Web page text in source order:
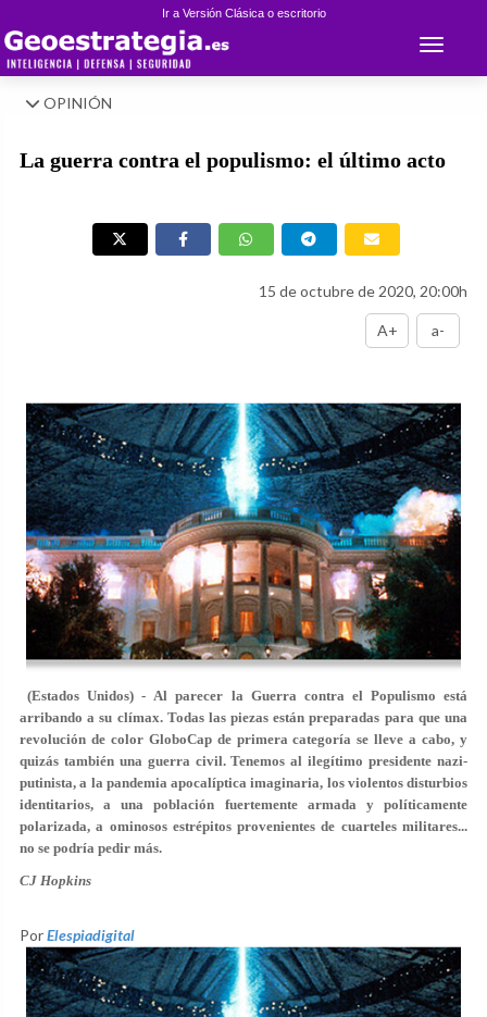
Ir a Versión Clásica o escritorio
Toggle
OPINIÓN
La guerra contra el populismo: el último acto
15 de octubre de 2020, 20:00h
A+ a-
(Estados Unidos) - Al parecer la Guerra contra el Populismo está
arribando a su clímax. Todas las piezas están preparadas para que una
revolución de color GloboCap de primera categoría se lleve a cabo, y
quizás también una guerra civil. Tenemos al ilegítimo presidente nazi-
putinista, a la pandemia apocalíptica imaginaria, los violentos disturbios
identitarios, a una población fuertemente armada y políticamente
polarizada, a ominosos estrépitos provenientes de cuarteles militares...
no se podría pedir más.
CJ Hopkins
PorElespiadigital